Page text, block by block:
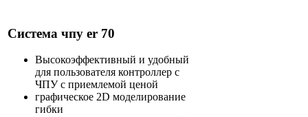
Система чпу er 70
Высокоэффективный и удобный
для пользователя контроллер с
ЧПУ с приемлемой ценой
графическое 2D моделирование
гибки